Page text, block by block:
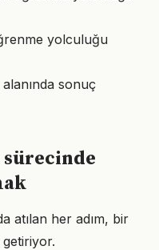
yolculuğu
sonuç
atılan her adım, bir
getiriyor.